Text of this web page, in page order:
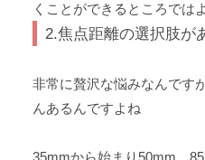
くことができるところでは
2.焦点距離の選択肢が
非常に贅沢な悩みなんです
んあるんですよね
35mmから始まり50mm、